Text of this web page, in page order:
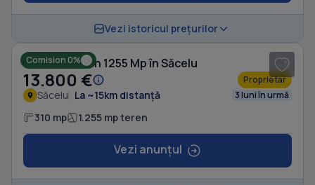
Vezi istoricul prețurilor
Comision 0%
Casă cu Teren 1255 Mp în Săcelu
13.800 € Proprietar
Săcelu La ~15km distanță 3 luni în urmă
310 mp 1.255 mp teren
Vezi anunțul